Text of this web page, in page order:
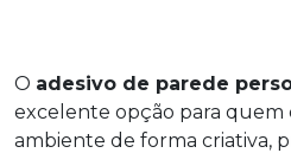
O adesivo de parede
excelente opção para quem
ambiente de forma criativa,